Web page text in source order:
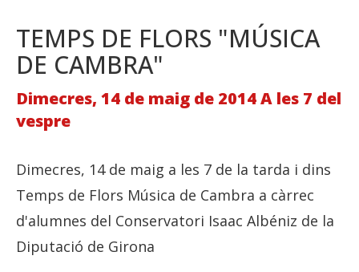
TEMPS DE FLORS "MÚSICA
DE CAMBRA"
Dimecres, 14 de maig de 2014 A les 7 del
vespre
Dimecres, 14 de maig a les 7 de la tarda i dins
Temps de Flors Música de Cambra a càrrec
d'alumnes del Conservatori Isaac Albéniz de la
Diputació de Girona